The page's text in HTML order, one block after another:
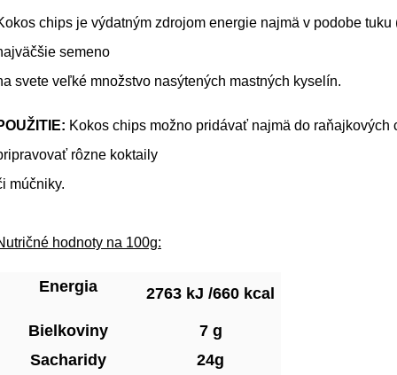
chips je výdatným zdrojom energie najmä v podobe
semeno
svete veľké množstvo nasýtených mastných kyselín.
Kokos chips možno pridávať najmä do
rôzne koktaily
múčniky.
hodnoty na 100g:
Energia 2763 kJ /660 kcal
Bielkoviny
7 g
Sacharidy
24g